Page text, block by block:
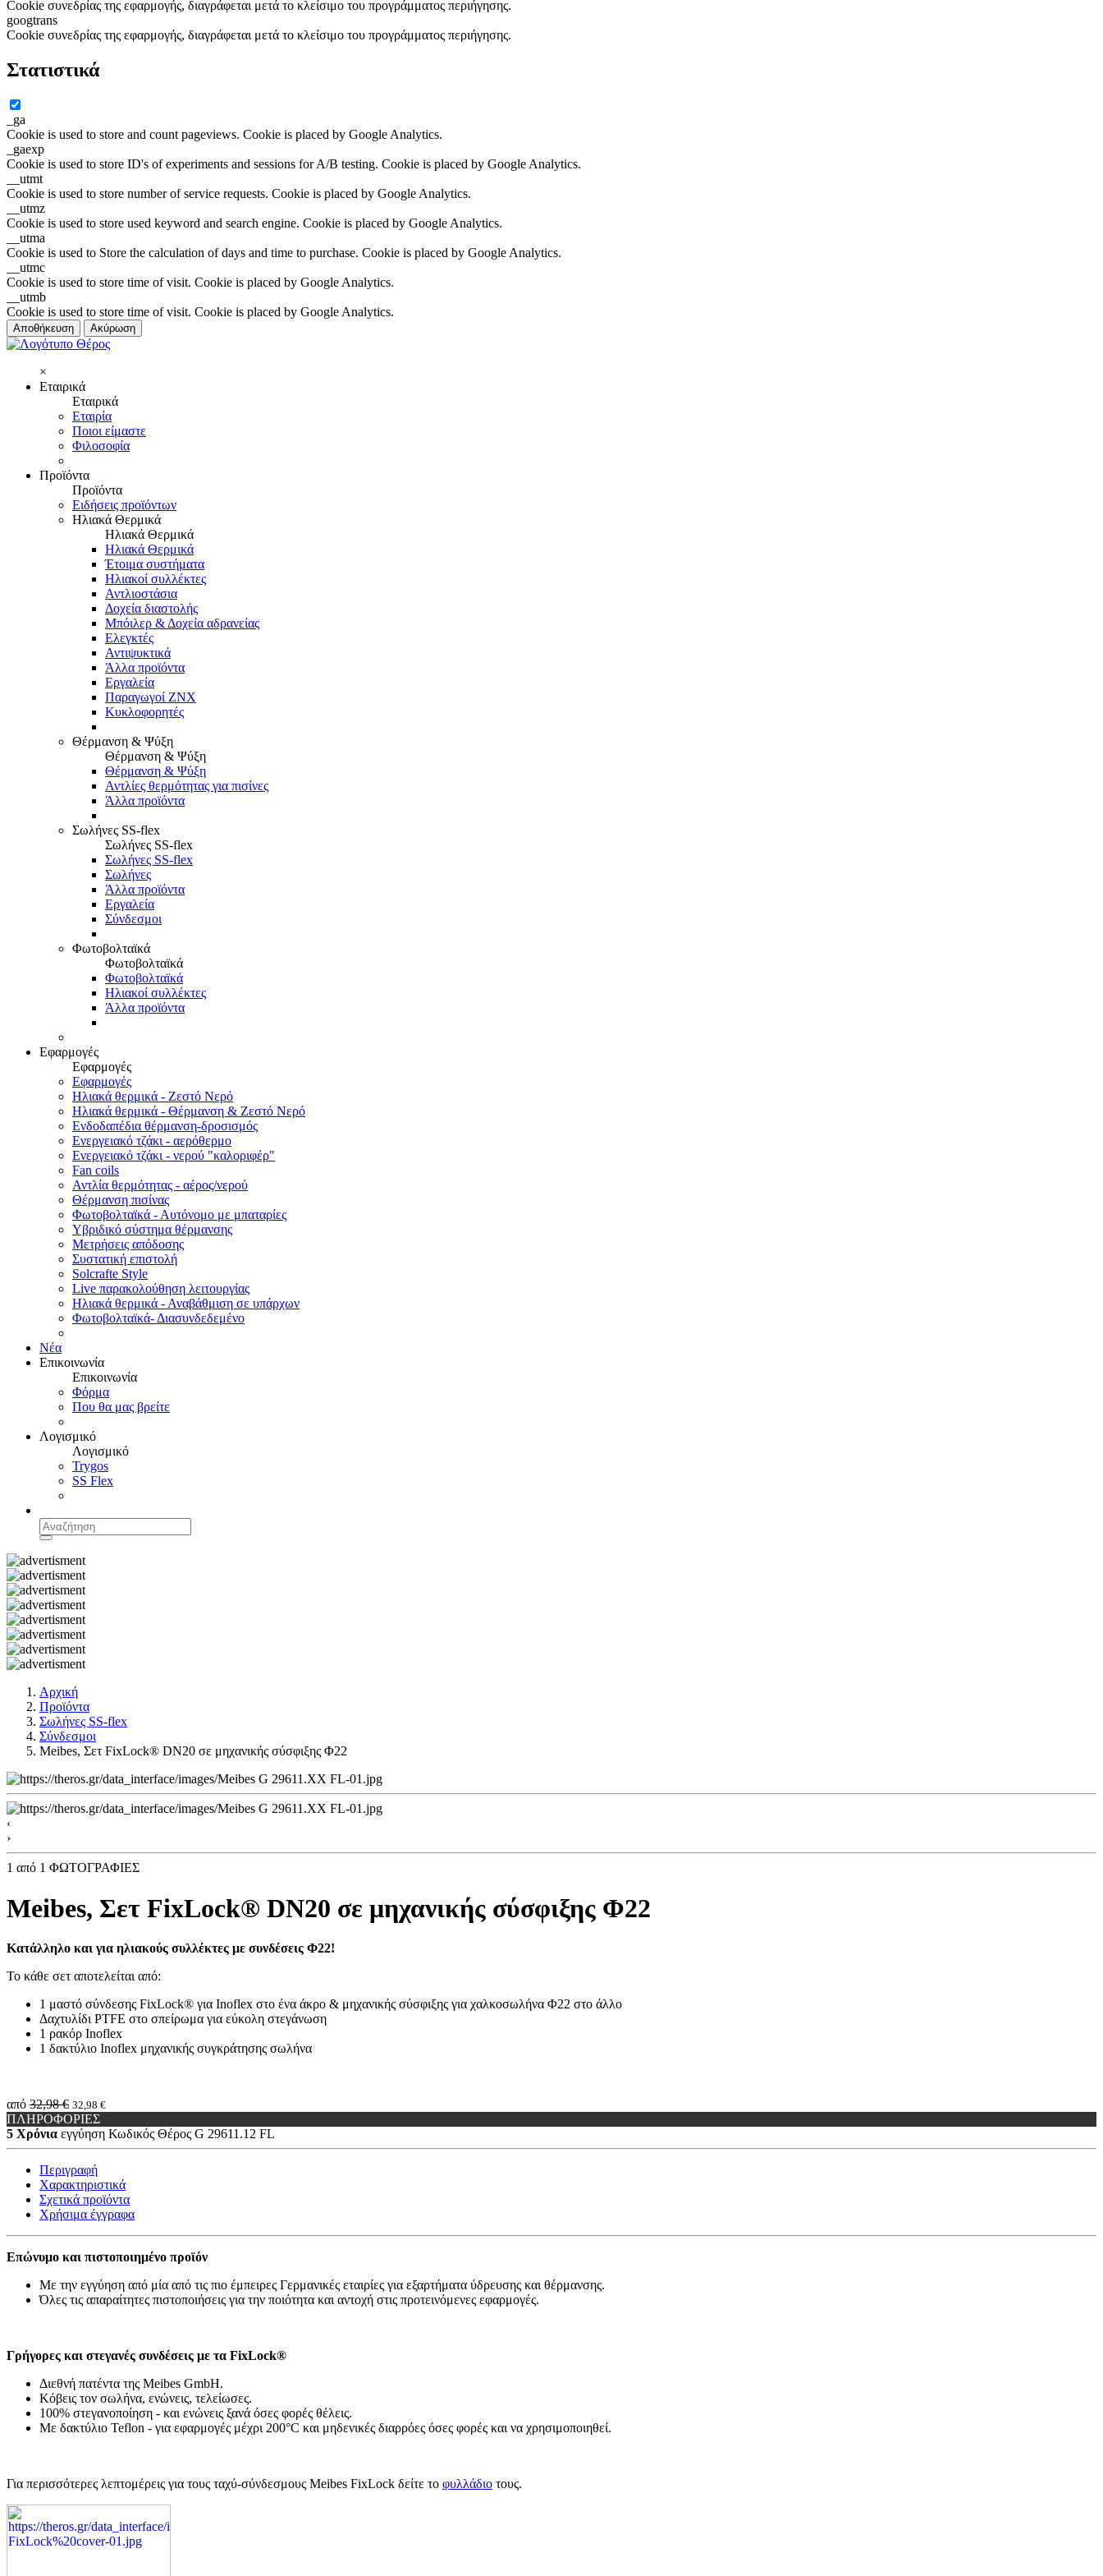
Cookie συνεδρίας της εφαρμογής, διαγράφεται μετά το κλείσιμο του προγράμματος περιήγησης.
googtrans
Cookie συνεδρίας της εφαρμογής, διαγράφεται μετά το κλείσιμο του προγράμματος περιήγησης.
Στατιστικά
_ga
Cookie is used to store and count pageviews. Cookie is placed by Google Analytics.
_gaexp
Cookie is used to store ID's of experiments and sessions for A/B testing. Cookie is placed by Google Analytics.
__utmt
Cookie is used to store number of service requests. Cookie is placed by Google Analytics.
__utmz
Cookie is used to store used keyword and search engine. Cookie is placed by Google Analytics.
__utma
Cookie is used to Store the calculation of days and time to purchase. Cookie is placed by Google Analytics.
__utmc
Cookie is used to store time of visit. Cookie is placed by Google Analytics.
__utmb
Cookie is used to store time of visit. Cookie is placed by Google Analytics.
Αποθήκευση Ακύρωση
×
Εταιρικά
Εταιρικά
Εταιρία
Ποιοι είμαστε
Φιλοσοφία
Προϊόντα
Προϊόντα
Ειδήσεις προϊόντων
Ηλιακά Θερμικά
Ηλιακά Θερμικά
Ηλιακά Θερμικά
Έτοιμα συστήματα
Ηλιακοί συλλέκτες
Αντλιοστάσια
Δοχεία διαστολής
Μπόιλερ & Δοχεία αδρανείας
Ελεγκτές
Αντιψυκτικά
Άλλα προϊόντα
Εργαλεία
Παραγωγοί ΖΝΧ
Κυκλοφορητές
Θέρμανση & Ψύξη
Θέρμανση & Ψύξη
Θέρμανση & Ψύξη
Αντλίες θερμότητας για πισίνες
Άλλα προϊόντα
Σωλήνες SS-flex
Σωλήνες SS-flex
Σωλήνες SS-flex
Σωλήνες
Άλλα προϊόντα
Εργαλεία
Σύνδεσμοι
Φωτοβολταϊκά
Φωτοβολταϊκά
Φωτοβολταϊκά
Ηλιακοί συλλέκτες
Άλλα προϊόντα
Εφαρμογές
Εφαρμογές
Εφαρμογές
Ηλιακά θερμικά - Ζεστό Νερό
Ηλιακά θερμικά - Θέρμανση & Ζεστό Νερό
Ενδοδαπέδια θέρμανση-δροσισμός
Ενεργειακό τζάκι - αερόθερμο
Ενεργειακό τζάκι - νερού "καλοριφέρ"
Fan coils
Αντλία θερμότητας - αέρος/νερού
Θέρμανση πισίνας
Φωτοβολταϊκά - Αυτόνομο με μπαταρίες
Υβριδικό σύστημα θέρμανσης
Μετρήσεις απόδοσης
Συστατική επιστολή
Solcrafte Style
Live παρακολούθηση λειτουργίας
Ηλιακά θερμικά - Αναβάθμιση σε υπάρχων
Φωτοβολταϊκά- Διασυνδεδεμένο
Νέα
Επικοινωνία
Επικοινωνία
Φόρμα
Που θα μας βρείτε
Λογισμικό
Λογισμικό
Trygos
SS Flex
Αρχική
Προϊόντα
Σωλήνες SS-flex
Σύνδεσμοι
Meibes, Σετ FixLock® DN20 σε μηχανικής σύσφιξης Φ22
‹
›
1 από 1 ΦΩΤΟΓΡΑΦΙΕΣ
Meibes, Σετ FixLock® DN20 σε μηχανικής σύσφιξης Φ22
Κατάλληλο και για ηλιακούς συλλέκτες με συνδέσεις Φ22!
Το κάθε σετ αποτελείται από:
1 μαστό σύνδεσης FixLock® για Inoflex στο ένα άκρο & μηχανικής σύσφιξης για χαλκοσωλήνα Φ22 στο άλλο
Δαχτυλίδι PTFE στο σπείρωμα για εύκολη στεγάνωση
1 ρακόρ Inoflex
1 δακτύλιο Inoflex μηχανικής συγκράτησης σωλήνα
από 32,98 € 32,98 €
ΠΛΗΡΟΦΟΡΙΕΣ
5 Χρόνια εγγύηση Κωδικός Θέρος G 29611.12 FL
Περιγραφή
Χαρακτηριστικά
Σχετικά προϊόντα
Χρήσιμα έγγραφα
Επώνυμο και πιστοποιημένο προϊόν
Με την εγγύηση από μία από τις πιο έμπειρες Γερμανικές εταιρίες για εξαρτήματα ύδρευσης και θέρμανσης.
Όλες τις απαραίτητες πιστοποιήσεις για την ποιότητα και αντοχή στις προτεινόμενες εφαρμογές.
Γρήγορες και στεγανές συνδέσεις με τα FixLock®
Διεθνή πατέντα της Meibes GmbH.
Κόβεις τον σωλήνα, ενώνεις, τελείωσες.
100% στεγανοποίηση - και ενώνεις ξανά όσες φορές θέλεις.
Με δακτύλιο Teflon - για εφαρμογές μέχρι 200°C και μηδενικές διαρρόες όσες φορές και να χρησιμοποιηθεί.
Για περισσότερες λεπτομέρεις για τους ταχύ-σύνδεσμους Meibes FixLock δείτε το φυλλάδιο τους.